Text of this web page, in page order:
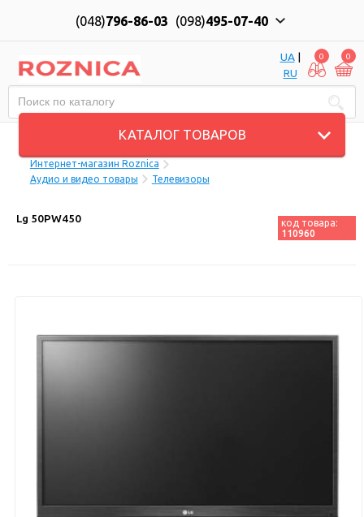
(048)796-86-03 (098)495-07-40
UA|
RU
0 0
КАТАЛОГ ТОВАРОВ
Интернет-магазин Roznica
Аудио и видео товары
Телевизоры
Lg 50PW450
код товара:
110960